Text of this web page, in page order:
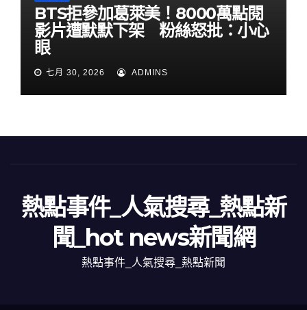
BTS拒參加葛萊美！8000萬點閱
影片遭默默下架 粉絲怒批：小心
眼
七月 30, 2026 ADMINS
熱點事件_人氣搜尋_熱點新
聞_hot news新聞網
熱點事件_人氣搜尋_熱點新聞